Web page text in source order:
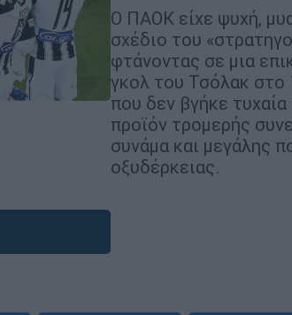
O ΠΑΟΚ είχε ψυχή,
σχέδιο του
φτάνοντας σε μια
γκολ του Τσόλακ στο
που δεν βγήκε
προϊόν τρομερής
συνάμα και μεγάλης
οξυδέρκειας.